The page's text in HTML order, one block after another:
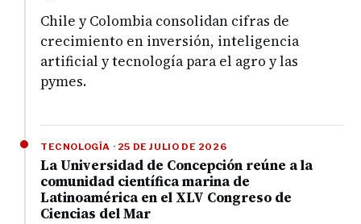
Chile y Colombia consolidan cifras de
crecimiento en inversión, inteligencia
artificial y tecnología para el agro y las
pymes.
TECNOLOGÍA · 25 DE JULIO DE 2026
La Universidad de Concepción reúne a la
comunidad científica marina de
Latinoamérica en el XLV Congreso de
Ciencias del Mar